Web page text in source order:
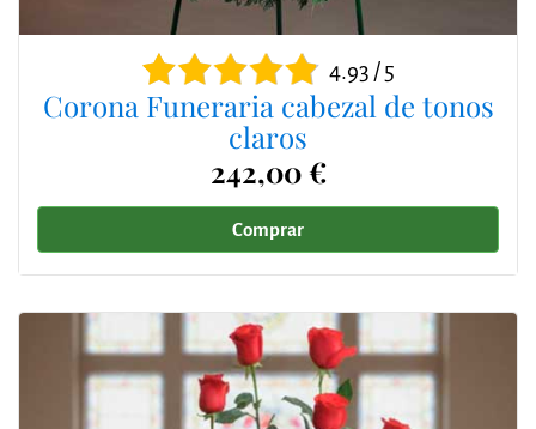
4.93 / 5
Corona Funeraria cabezal de tonos
claros
242,00 €
Comprar